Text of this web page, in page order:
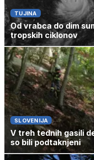
TUJINA
Od vrabca do dim
tropskih ciklonov
SLOVENIJA
V treh tednih gasili
so bili podtaknjeni